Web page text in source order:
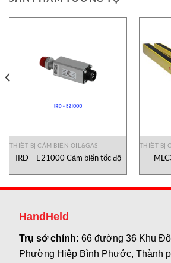
THIẾT BỊ CẢM BIẾN OIL&GAS
IRD – E21000 Cảm biến tốc độ
THIẾT BỊ
HandHeld
Trụ sở chính:66 đường 36 Khu
Phường Hiệp Bình Phước, Thành